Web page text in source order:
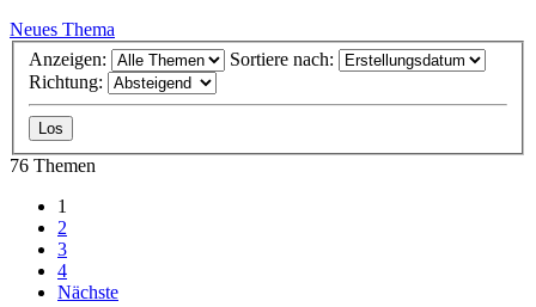
Neues Thema
Anzeigen:
Sortiere nach:
Richtung:
76 Themen
1
2
3
4
Nächste